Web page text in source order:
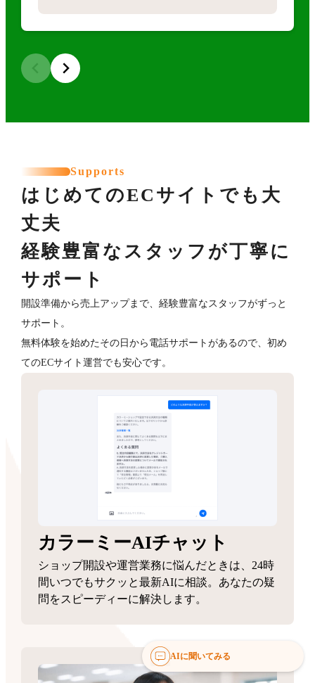
Supports
はじめてのECサイトでも大
丈夫
経験豊富なスタッフが丁寧に
サポート
開設準備から売上アップまで、経験豊富なスタッフがずっと
サポート。
無料体験を始めたその日から電話サポートがあるので、初め
てのECサイト運営でも安心です。
カラーミーAIチャット
ショップ開設や運営業務に悩んだときは、24時
間いつでもサクッと最新AIに相談。あなたの疑
問をスピーディーに解決します。
AIに聞いてみる